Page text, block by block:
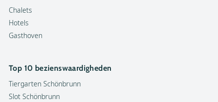
Chalets
Hotels
Gasthoven
Top 10 bezienswaardigheden
Tiergarten Schönbrunn
Slot Schönbrunn